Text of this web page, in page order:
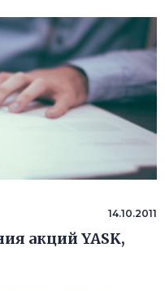
14.10.2011
акций YASK,